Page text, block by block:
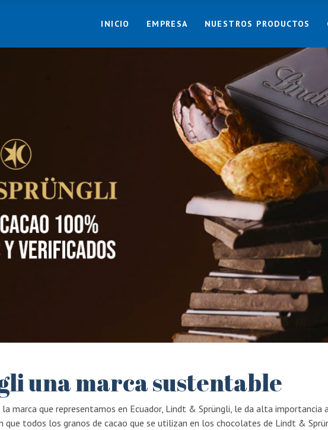
INICIO EMPRESA NUESTROS PRODUCTOS
una marca sustentable
marca que representamos en Ecuador, Lindt & Sprüngli, le da alta importancia
que todos los granos de cacao que se utilizan en los chocolates de Lindt &